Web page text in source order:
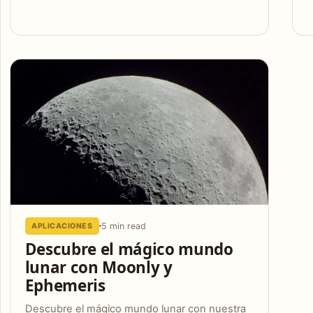
APLICACIONES 5 min read
Descubre el mágico mundo
lunar con Moonly y
Ephemeris
Descubre el mágico mundo lunar con nuestra